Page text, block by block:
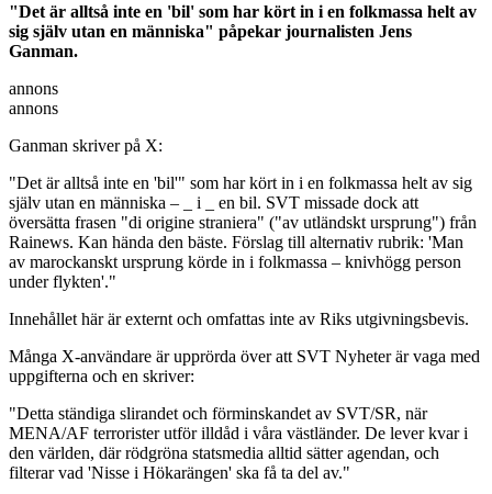
"Det är alltså inte en 'bil' som har kört in i en folkmassa helt av
sig själv utan en människa" påpekar journalisten Jens
Ganman.
annons
annons
Ganman skriver på X:
"Det är alltså inte en 'bil'" som har kört in i en folkmassa helt av sig
själv utan en människa – _ i _ en bil. SVT missade dock att
översätta frasen "di origine straniera" ("av utländskt ursprung") från
Rainews. Kan hända den bäste. Förslag till alternativ rubrik: 'Man
av marockanskt ursprung körde in i folkmassa – knivhögg person
under flykten'."
Innehållet här är externt och omfattas inte av Riks utgivningsbevis.
Många X-användare är upprörda över att SVT Nyheter är vaga med
uppgifterna och en skriver:
"Detta ständiga slirandet och förminskandet av SVT/SR, när
MENA/AF terrorister utför illdåd i våra västländer. De lever kvar i
den världen, där rödgröna statsmedia alltid sätter agendan, och
filterar vad 'Nisse i Hökarängen' ska få ta del av."